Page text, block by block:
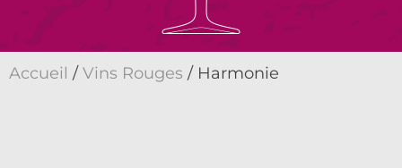
Accueil /Vins Rouges / Harmonie